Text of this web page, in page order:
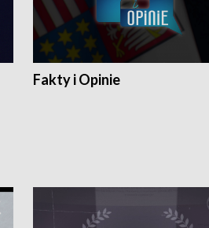
Fakty i Opinie